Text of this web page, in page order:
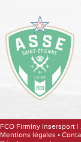
FCO Firminy Insersport |
Mentions légales •